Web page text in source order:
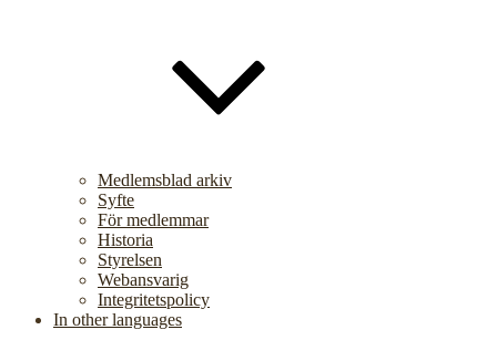
Medlemsblad arkiv
Syfte
För medlemmar
Historia
Styrelsen
Webansvarig
Integritetspolicy
In other languages